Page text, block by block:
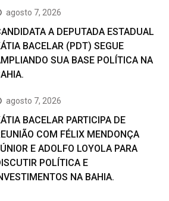
agosto 7, 2026
A DEPUTADA ESTADUAL
BACELAR (PDT) SEGUE
SUA BASE POLÍTICA NA
agosto 7, 2026
BACELAR PARTICIPA DE
COM FÉLIX MENDONÇA
E ADOLFO LOYOLA PARA
POLÍTICA E
NA BAHIA.